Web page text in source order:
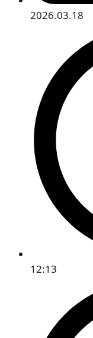
2026.03.18
12:13